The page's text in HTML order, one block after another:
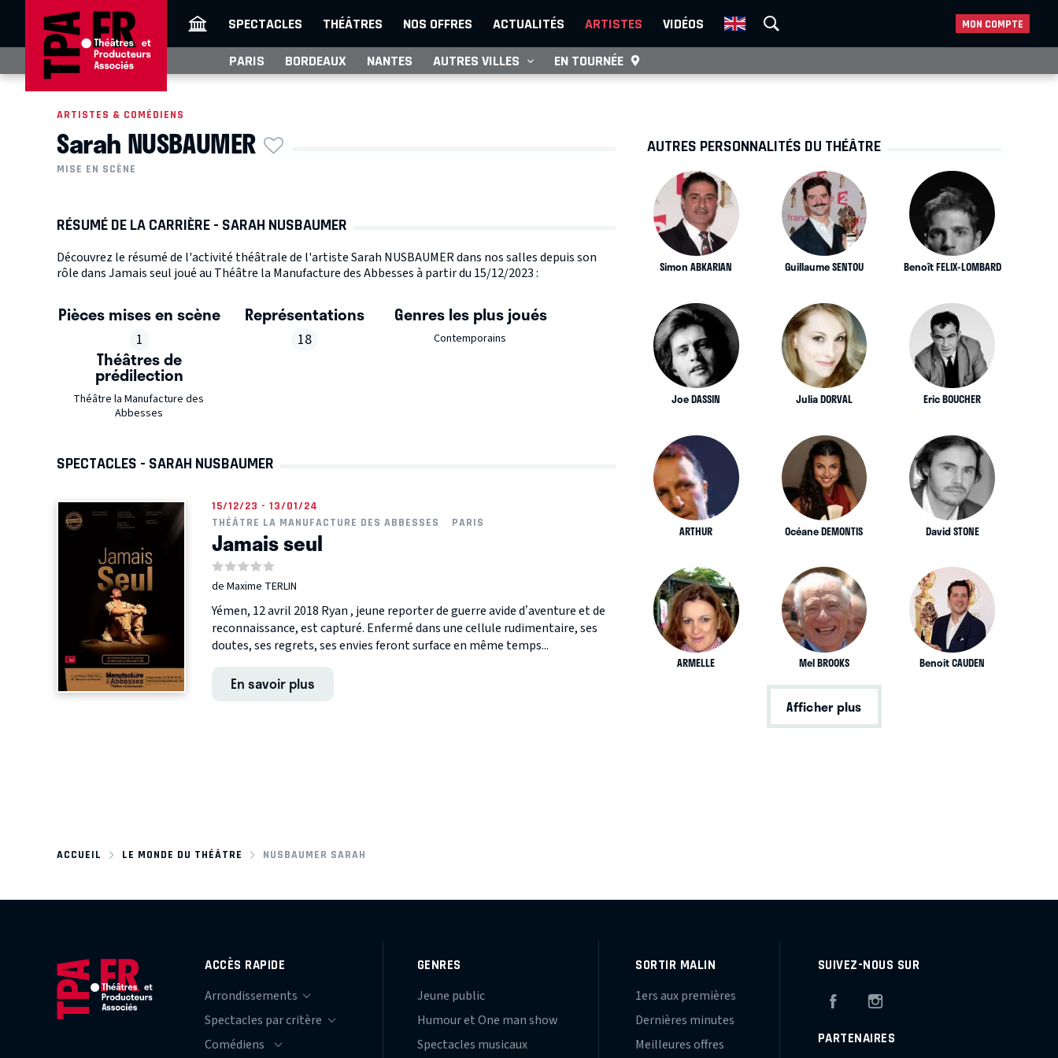
SPECTACLES THÉÂTRES NOS OFFRES ACTUALITÉS ARTISTES VIDÉOS MON COMPTE
PARIS BORDEAUX NANTES AUTRES VILLES EN TOURNÉE
ARTISTES & COMÉDIENS
Sarah NUSBAUMER
MISE EN SCÈNE
RÉSUMÉ DE LA CARRIÈRE - SARAH NUSBAUMER
Découvrez le résumé de l'activité théâtrale de l'artiste Sarah NUSBAUMER dans nos salles depuis son
rôle dans Jamais seul joué au Théâtre la Manufacture des Abbesses à partir du 15/12/2023 :
Pièces mises en scène
1
Représentations
18
Genres les plus joués
Contemporains
Théâtres de
prédilection
Théâtre la Manufacture des
Abbesses
SPECTACLES - SARAH NUSBAUMER
15/12/23 - 13/01/24
THÉÂTRE LA MANUFACTURE DES ABBESSES
PARIS
Jamais seul
de Maxime TERLIN
Yémen, 12 avril 2018 Ryan , jeune reporter de guerre avide d’aventure et de
reconnaissance, est capturé. Enfermé dans une cellule rudimentaire, ses
doutes, ses regrets, ses envies feront surface en même temps...
En savoir plus
AUTRES PERSONNALITÉS DU THÉÂTRE
Simon ABKARIAN Guillaume SENTOU Benoît FELIX-LOMBARD
Joe DASSIN Julia DORVAL Eric BOUCHER
ARTHUR Océane DEMONTIS David STONE
ARMELLE Mel BROOKS Benoit CAUDEN
Afficher plus
ACCUEIL LE MONDE DU THÉÂTRE NUSBAUMER SARAH
ACCÈS RAPIDE GENRES
Jeune public
Humour et One man show
Spectacles musicaux
SORTIR MALIN
1ers aux premières
Dernières minutes
Meilleures offres
SUIVEZ-NOUS SUR
Facebook
PARTENAIRES